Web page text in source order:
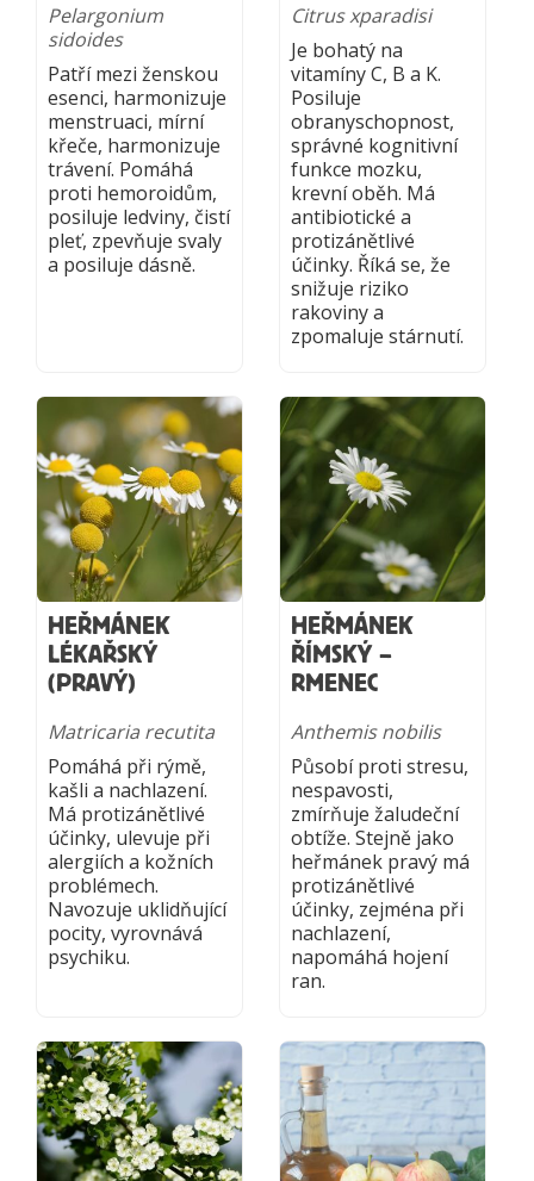
Pelargonium
sidoides
Patří mezi ženskou
esenci, harmonizuje
menstruaci, mírní
křeče, harmonizuje
trávení. Pomáhá
proti hemoroidům,
posiluje ledviny, čistí
pleť, zpevňuje svaly
a posiluje dásně.
Citrus xparadisi
Je bohatý na
vitamíny C, B a K.
Posiluje
obranyschopnost,
správné kognitivní
funkce mozku,
krevní oběh. Má
antibiotické a
protizánětlivé
účinky. Říká se, že
snižuje riziko
rakoviny a
zpomaluje stárnutí.
HEŘMÁNEK
LÉKAŘSKÝ
(PRAVÝ)
Matricaria recutita
Pomáhá při rýmě,
kašli a nachlazení.
Má protizánětlivé
účinky, ulevuje při
alergiích a kožních
problémech.
Navozuje uklidňující
pocity, vyrovnává
psychiku.
HEŘMÁNEK
ŘÍMSKÝ –
RMENEC
Anthemis nobilis
Působí proti stresu,
nespavosti,
zmírňuje žaludeční
obtíže. Stejně jako
heřmánek pravý má
protizánětlivé
účinky, zejména při
nachlazení,
napomáhá hojení
ran.